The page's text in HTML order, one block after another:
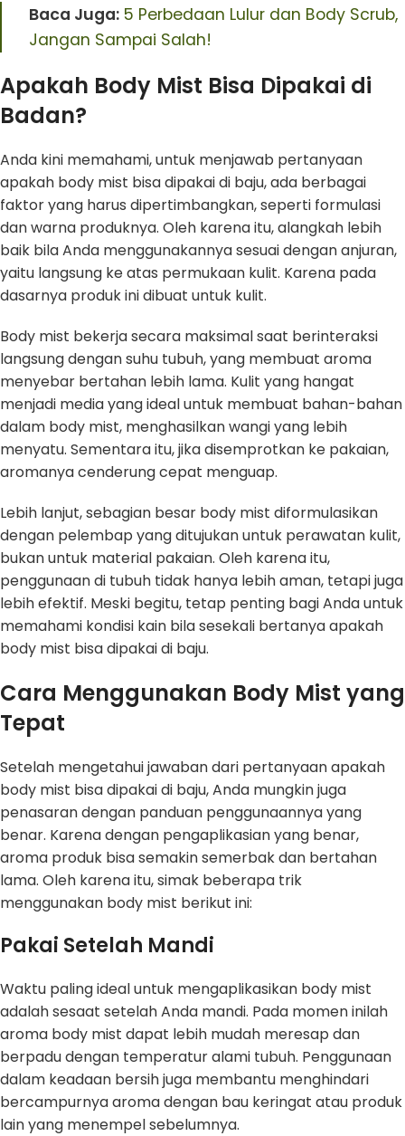
Baca Juga: 5 Perbedaan Lulur dan Body Scrub,
Jangan Sampai Salah!
Apakah Body Mist Bisa Dipakai di
Badan?
Anda kini memahami, untuk menjawab pertanyaan
apakah body mist bisa dipakai di baju, ada berbagai
faktor yang harus dipertimbangkan, seperti formulasi
dan warna produknya. Oleh karena itu, alangkah lebih
baik bila Anda menggunakannya sesuai dengan anjuran,
yaitu langsung ke atas permukaan kulit. Karena pada
dasarnya produk ini dibuat untuk kulit.
Body mist bekerja secara maksimal saat berinteraksi
langsung dengan suhu tubuh, yang membuat aroma
menyebar bertahan lebih lama. Kulit yang hangat
menjadi media yang ideal untuk membuat bahan-bahan
dalam body mist, menghasilkan wangi yang lebih
menyatu. Sementara itu, jika disemprotkan ke pakaian,
aromanya cenderung cepat menguap.
Lebih lanjut, sebagian besar body mist diformulasikan
dengan pelembap yang ditujukan untuk perawatan kulit,
bukan untuk material pakaian. Oleh karena itu,
penggunaan di tubuh tidak hanya lebih aman, tetapi juga
lebih efektif. Meski begitu, tetap penting bagi Anda untuk
memahami kondisi kain bila sesekali bertanya apakah
body mist bisa dipakai di baju.
Cara Menggunakan Body Mist yang
Tepat
Setelah mengetahui jawaban dari pertanyaan apakah
body mist bisa dipakai di baju, Anda mungkin juga
penasaran dengan panduan penggunaannya yang
benar. Karena dengan pengaplikasian yang benar,
aroma produk bisa semakin semerbak dan bertahan
lama. Oleh karena itu, simak beberapa trik
menggunakan body mist berikut ini:
Pakai Setelah Mandi
Waktu paling ideal untuk mengaplikasikan body mist
adalah sesaat setelah Anda mandi. Pada momen inilah
aroma body mist dapat lebih mudah meresap dan
berpadu dengan temperatur alami tubuh. Penggunaan
dalam keadaan bersih juga membantu menghindari
bercampurnya aroma dengan bau keringat atau produk
lain yang menempel sebelumnya.